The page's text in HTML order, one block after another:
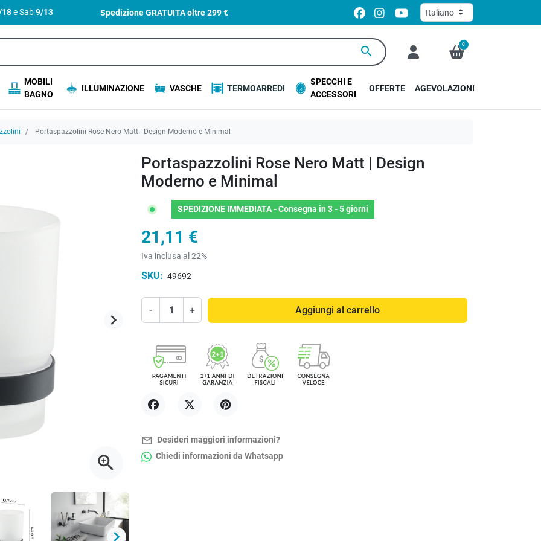
18e Sab9/13 Spedizione GRATUITA oltre299 €
search 0
MOBILI
BAGNO
ILLUMINAZIONE VASCHE TERMOARREDI
SPECCHI E
ACCESSORI
OFFERTE AGEVOLAZIONI
Portaspazzolini Rose Nero Matt | Design Moderno e Minimal
Successivo
keyboard_arrow_right
zoom_in
keyboard_arrow_right
Portaspazzolini Rose Nero Matt | Design
Moderno e Minimal
SPEDIZIONE IMMEDIATA -Consegna in 3 - 5 giorni
21,11 €
Iva inclusa al 22%
SKU: 49692
- + Aggiungi al carrello
mail_outline Desideri maggiori informazioni?
Chiedi informazioni da Whatsapp